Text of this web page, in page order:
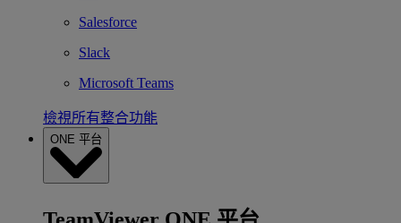
Salesforce
Slack
Microsoft Teams
檢視所有整合功能
ONE 平台